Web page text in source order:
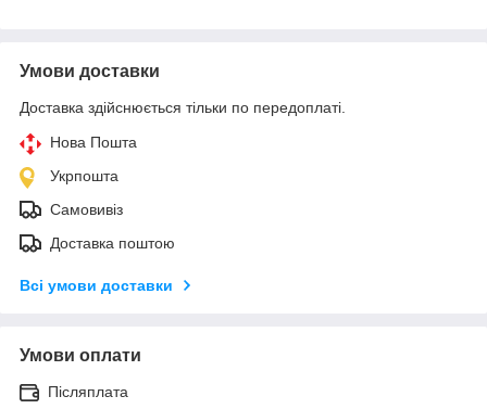
Умови доставки
Доставка здійснюється тільки по передоплаті.
Нова Пошта
Укрпошта
Самовивіз
Доставка поштою
Всі умови доставки
Умови оплати
Післяплата